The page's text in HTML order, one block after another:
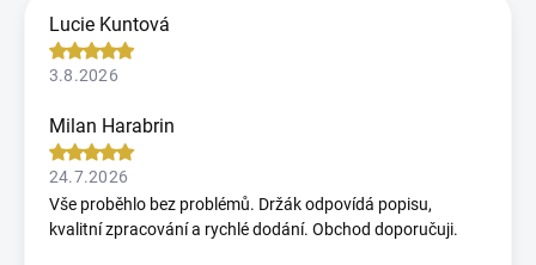
Lucie Kuntová
3.8.2026
Milan Harabrin
24.7.2026
Vše proběhlo bez problémů. Držák odpovídá popisu,
kvalitní zpracování a rychlé dodání. Obchod doporučuji.